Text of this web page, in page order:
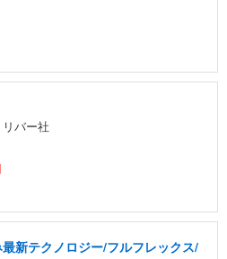
バー社
新テクノロジー/フルフレックス/